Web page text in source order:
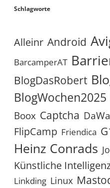
Schlagworte
Alleinr Android
BarcamperAT
BlogDasRobert
BlogWochen2025
Boox Captcha
FlipCamp Friendica
Heinz Conrads
Künstliche
Linkding Linux